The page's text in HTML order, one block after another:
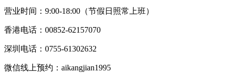
营业时间：9:00-18:00（节假日照常上班）
香港电话：00852-62157070
深圳电话：0755-61302632
微信线上预约：aikangjian1995